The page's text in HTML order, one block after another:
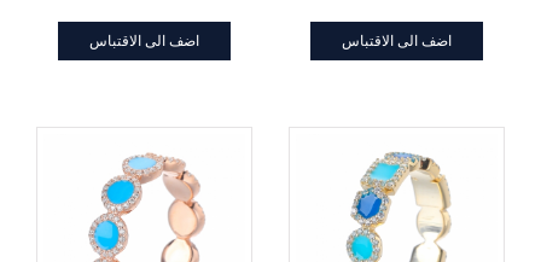
الاسترليني
اضف الى الاقتباس
الاسترليني
اضف الى الاقتباس